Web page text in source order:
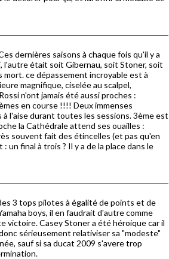
dernières saisons à chaque fois qu'il y a
l'autre était soit Gibernau, soit Stoner, soit
mort. ce dépassement incroyable est à
magnifique, ciselée au scalpel,
n'ont jamais été aussi proches :
en course !!!! Deux immenses
l'aise durant toutes les sessions. 3ème est
la Cathédrale attend ses ouailles :
souvent fait des étincelles (et pas qu'en
final à trois ? Il y a de la place dans le
3 tops pilotes à égalité de points et de
boys, il en faudrait d'autre comme
victoire. Casey Stoner a été héroique car il
sérieusement relativiser sa "modeste"
sauf si sa ducat 2009 s'avere trop